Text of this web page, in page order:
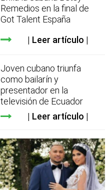
Remedios en la final de
Got Talent España
Leer artículo
Joven cubano triunfa
como bailarín y
presentador en la
televisión de Ecuador
Leer artículo